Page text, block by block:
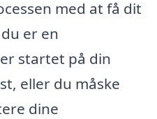
med at få dit
er en
startet på din
eller du måske
dine